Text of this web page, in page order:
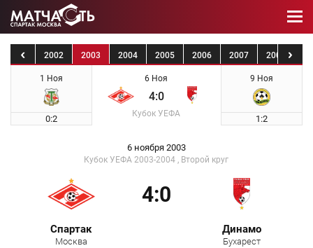
2001 2002 2003 2004 2005 2006 2007 2008
1 Ноя
0:2
6 Ноя
4:0
Кубок УЕФА
9 Ноя
1:2
6 ноября 2003
Кубок УЕФА 2003-2004 , Второй круг
Спартак
Москва
4:0
Динамо
Бухарест